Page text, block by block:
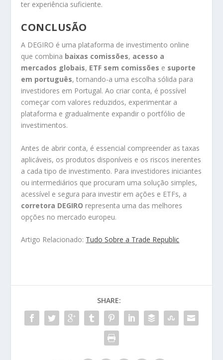
ter experiência suficiente.
CONCLUSÃO
A DEGIRO é uma plataforma de investimento online
que combina baixas comissões, acesso a
mercados globais, ETF sem comissões e suporte
em português, tornando-a uma escolha sólida para
investidores em Portugal. Ao criar conta, é possível
começar com valores reduzidos, experimentar a
plataforma e gradualmente expandir o portfólio de
investimentos.
Antes de abrir conta, é essencial compreender as taxas
aplicáveis, os produtos disponíveis e os riscos inerentes
a cada tipo de investimento. Para investidores iniciantes
ou intermediários que procuram uma solução simples,
acessível e segura para investir em ações e ETFs, a
corretora DEGIRO representa uma das melhores
opções no mercado europeu.
Artigo Relacionado: Tudo Sobre a Trade Republic
SHARE: